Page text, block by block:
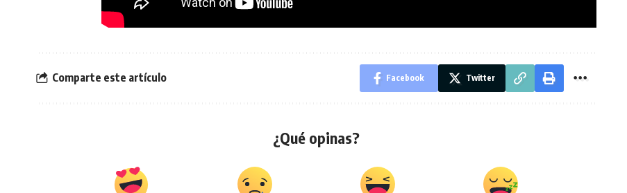
Comparte este artículo Facebook Twitter
¿Qué opinas?